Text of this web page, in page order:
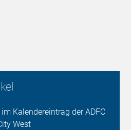
Kalendereintrag der ADFC
West